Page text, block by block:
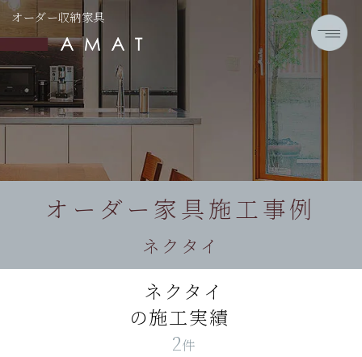
オーダー収納家具
オーダー家具施工事例
ネクタイ
ネクタイ
の施工実績
2件